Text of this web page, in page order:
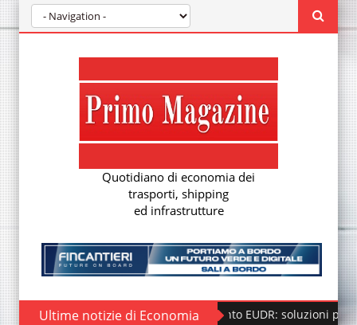
Quotidiano di economia dei
trasporti, shipping
ed infrastrutture
Ultime notizie di EconomiaRegolamento EUDR: soluzioni per la